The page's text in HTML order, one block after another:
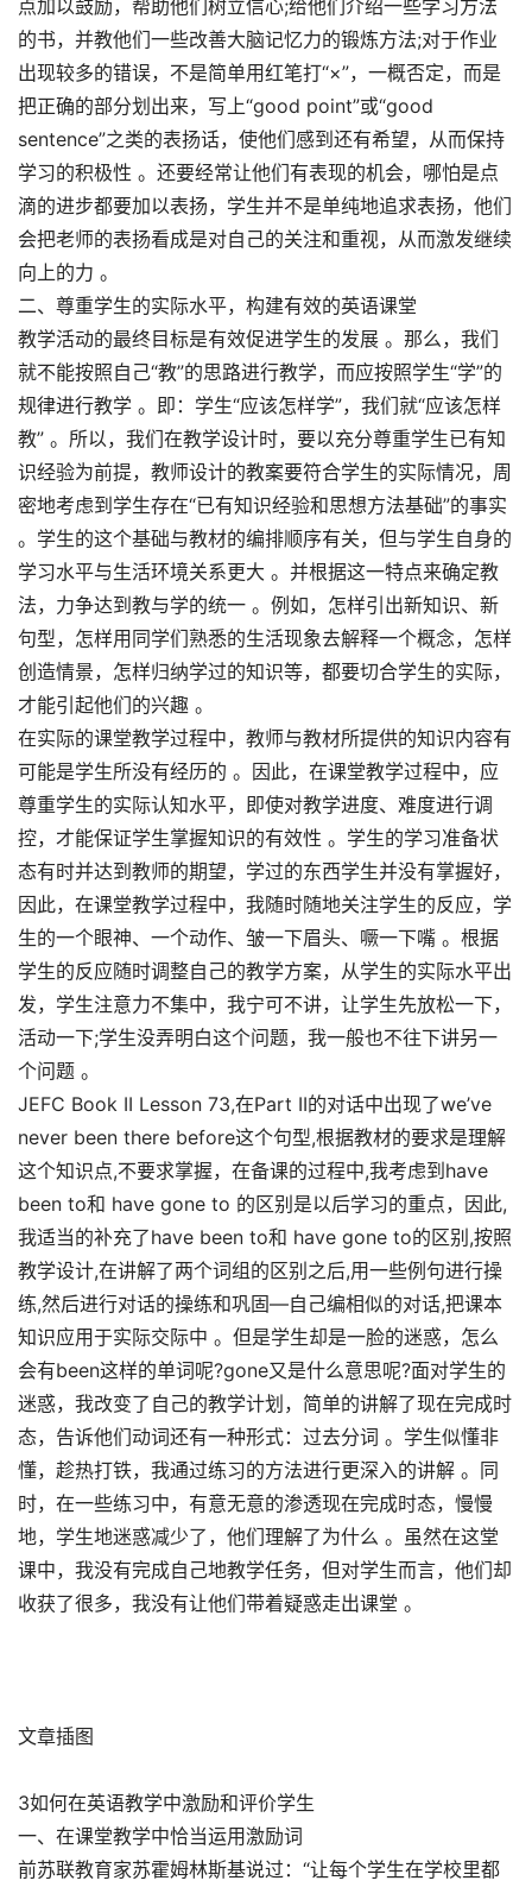
点加以鼓励，帮助他们树立信心;给他们介绍一些学习方法
的书，并教他们一些改善大脑记忆力的锻炼方法;对于作业
出现较多的错误，不是简单用红笔打“×”，一概否定，而是
把正确的部分划出来，写上“good point”或“good
sentence”之类的表扬话，使他们感到还有希望，从而保持
学习的积极性 。还要经常让他们有表现的机会，哪怕是点
滴的进步都要加以表扬，学生并不是单纯地追求表扬，他们
会把老师的表扬看成是对自己的关注和重视，从而激发继续
向上的力 。
二、尊重学生的实际水平，构建有效的英语课堂
教学活动的最终目标是有效促进学生的发展 。那么，我们
就不能按照自己“教”的思路进行教学，而应按照学生“学”的
规律进行教学 。即：学生“应该怎样学”，我们就“应该怎样
教” 。所以，我们在教学设计时，要以充分尊重学生已有知
识经验为前提，教师设计的教案要符合学生的实际情况，周
密地考虑到学生存在“已有知识经验和思想方法基础”的事实
。学生的这个基础与教材的编排顺序有关，但与学生自身的
学习水平与生活环境关系更大 。并根据这一特点来确定教
法，力争达到教与学的统一 。例如，怎样引出新知识、新
句型，怎样用同学们熟悉的生活现象去解释一个概念，怎样
创造情景，怎样归纳学过的知识等，都要切合学生的实际，
才能引起他们的兴趣 。
在实际的课堂教学过程中，教师与教材所提供的知识内容有
可能是学生所没有经历的 。因此，在课堂教学过程中，应
尊重学生的实际认知水平，即使对教学进度、难度进行调
控，才能保证学生掌握知识的有效性 。学生的学习准备状
态有时并达到教师的期望，学过的东西学生并没有掌握好，
因此，在课堂教学过程中，我随时随地关注学生的反应，学
生的一个眼神、一个动作、皱一下眉头、噘一下嘴 。根据
学生的反应随时调整自己的教学方案，从学生的实际水平出
发，学生注意力不集中，我宁可不讲，让学生先放松一下，
活动一下;学生没弄明白这个问题，我一般也不往下讲另一
个问题 。
JEFC Book II Lesson 73,在Part II的对话中出现了we’ve
never been there before这个句型,根据教材的要求是理解
这个知识点,不要求掌握，在备课的过程中,我考虑到have
been to和 have gone to 的区别是以后学习的重点，因此,
我适当的补充了have been to和 have gone to的区别,按照
教学设计,在讲解了两个词组的区别之后,用一些例句进行操
练,然后进行对话的操练和巩固—自己编相似的对话,把课本
知识应用于实际交际中 。但是学生却是一脸的迷惑，怎么
会有been这样的单词呢?gone又是什么意思呢?面对学生的
迷惑，我改变了自己的教学计划，简单的讲解了现在完成时
态，告诉他们动词还有一种形式：过去分词 。学生似懂非
懂，趁热打铁，我通过练习的方法进行更深入的讲解 。同
时，在一些练习中，有意无意的渗透现在完成时态，慢慢
地，学生地迷惑减少了，他们理解了为什么 。虽然在这堂
课中，我没有完成自己地教学任务，但对学生而言，他们却
收获了很多，我没有让他们带着疑惑走出课堂 。
文章插图
3如何在英语教学中激励和评价学生
一、在课堂教学中恰当运用激励词
前苏联教育家苏霍姆林斯基说过：“让每个学生在学校里都